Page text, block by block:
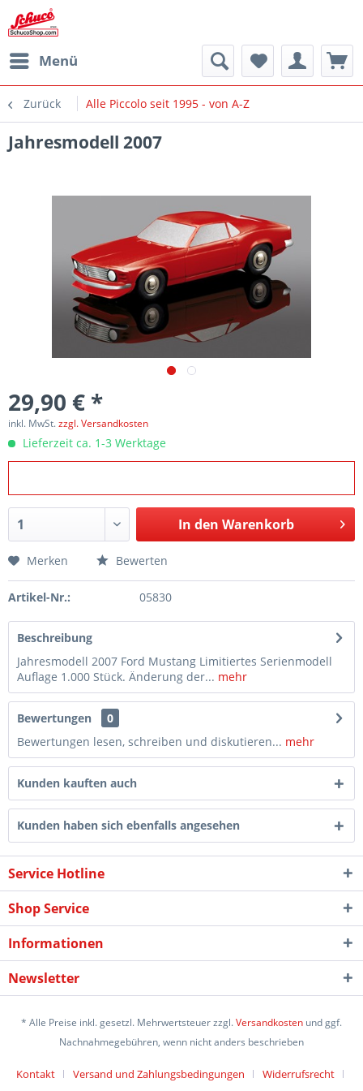
Menü
Zurück Alle Piccolo seit 1995 - von A-Z
Jahresmodell 2007
29,90 € *
inkl. MwSt.zzgl. Versandkosten
Lieferzeit ca. 1-3 Werktage
In den Warenkorb
Merken Bewerten
Artikel-Nr.: 05830
Beschreibung
Jahresmodell 2007 Ford Mustang Limitiertes Serienmodell
Auflage 1.000 Stück. Änderung der... mehr
Bewertungen
0
Bewertungen lesen, schreiben und diskutieren... mehr
Kunden kauften auch
Kunden haben sich ebenfalls angesehen
Service Hotline
Shop Service
Informationen
Newsletter
* Alle Preise inkl. gesetzl. Mehrwertsteuer zzgl.Versandkosten und ggf.
Nachnahmegebühren, wenn nicht anders beschrieben
Kontakt Versand und Zahlungsbedingungen Widerrufsrecht